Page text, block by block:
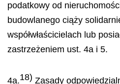
podatkowy od
budowlanego ciąży
współwłaścicielach lub
zastrzeżeniem ust. 4a i 5.
4a.18) Zasady